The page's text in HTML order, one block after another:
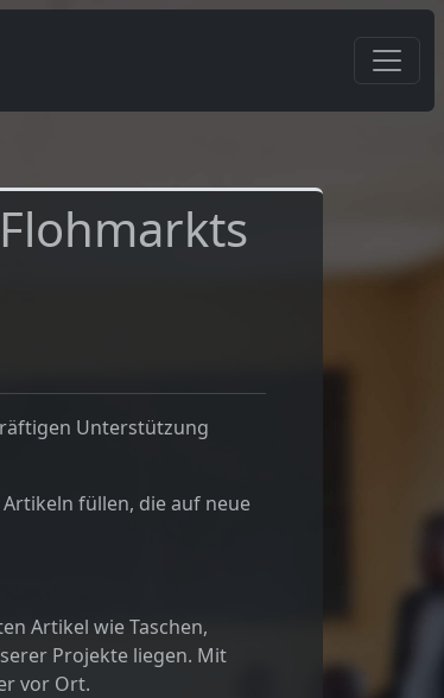
Unterstützung
füllen, die auf neue
Artikel wie Taschen,
Projekte liegen. Mit
vor Ort.